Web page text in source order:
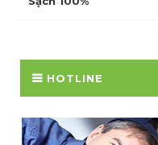
HOTLINE